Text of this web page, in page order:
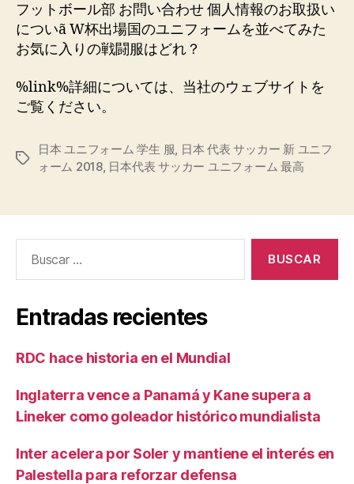
フットボール部 お問い合わせ 個人情報のお取扱い
についã W杯出場国のユニフォームを並べてみた
お気に入りの戦闘服はどれ？
%link%詳細については、当社のウェブサイトを
ご覧ください。
Etiquetas
日本 ユニフォーム 学生 服 日本 代表 サッカー 新 ユニフ
ォーム 2018, 日本代表 サッカー ユニフォーム 最高
Entradas recientes
RDC hace historia en el Mundial
Inglaterra vence a Panamá y Kane supera a
Lineker como goleador histórico mundialista
Inter acelera por Soler y mantiene el interés en
Palestella para reforzar defensa